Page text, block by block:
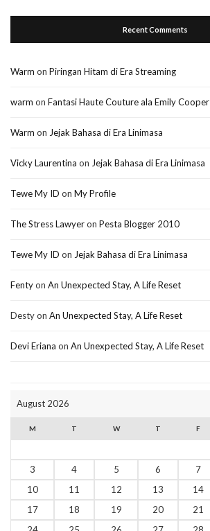
Recent Comments
Warm on Piringan Hitam di Era Streaming
warm on Fantasi Haute Couture ala Emily Cooper
Warm on Jejak Bahasa di Era Linimasa
Vicky Laurentina on Jejak Bahasa di Era Linimasa
Tewe My ID on My Profile
The Stress Lawyeron Pesta Blogger 2010
Tewe My ID on Jejak Bahasa di Era Linimasa
Fentyon An Unexpected Stay, A Life Reset
Destyon An Unexpected Stay, A Life Reset
Devi Eriana on An Unexpected Stay, A Life Reset
August 2026
M T W T F
3
4 5 6 7
10
11 12 13 14
17
18 19 20 21